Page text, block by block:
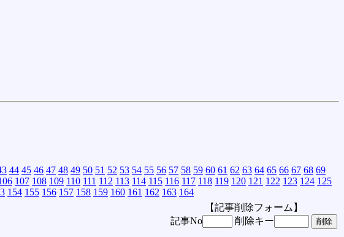
44 45 46 47 48 49 50 51 52 53 54 55 56 57 58 59 60 61 62 63 64 65 66 67 68 69
107 108 109 110 111 112 113 114 115 116 117 118 119 120 121 122 123 124 125
154 155 156 157 158 159 160 161 162 163 164
【記事削除フォーム】
記事No
削除キー